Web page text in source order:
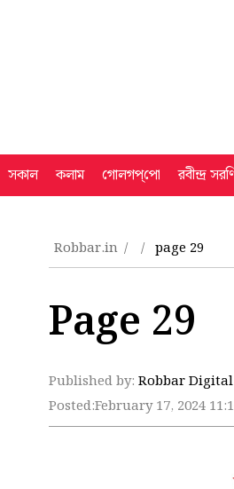
সকাল কলাম গোলগপ্‌পো রবীন্দ্র
Robbar.in page 29
Page 29
Published by: Robbar Digital
Posted:February 17, 2024